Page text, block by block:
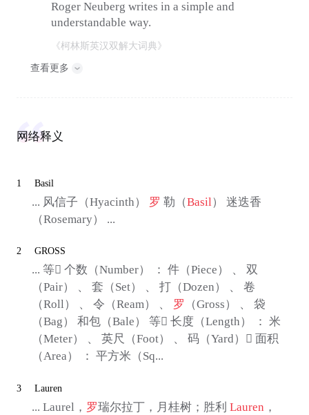
Roger Neuberg writes in a simple and
understandable way.
《柯林斯英汉双解大词典》
查看更多
网络释义
1 Basil
... 风信子（Hyacinth） 罗 勒（Basil ） 迷迭香
（Rosemary） ...
2 GROSS
... 等 个数（Number） ： 件（Piece） 、 双
（Pair） 、 套（Set） 、 打（Dozen） 、 卷
（Roll） 、 令（Ream） 、 罗 （Gross） 、 袋
（Bag） 和包（Bale） 等 长度（Length） ： 米
（Meter） 、 英尺（Foot） 、 码（Yard） 面积
（Area） ： 平方米（Sq...
3 Lauren
... Laurel， 罗瑞尔拉丁，月桂树；胜利 Lauren ，